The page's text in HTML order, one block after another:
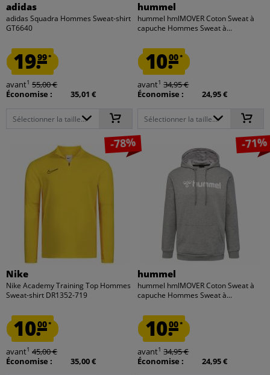
adidas
adidas Squadra Hommes Sweat-shirt
GT6640
19.99*
avant1 55,00 €
Économise :
35,01 €
Sélectionner la taille...
hummel
hummel hmlMOVER Coton Sweat à
capuche Hommes Sweat à...
10.00*
avant1 34,95 €
Économise :
24,95 €
Sélectionner la taille...
-78%
Nike
Nike Academy Training Top Hommes
Sweat-shirt DR1352-719
10.00*
avant1 45,00 €
Économise :
35,00 €
-71%
hummel
hummel hmlMOVER Coton Sweat à
capuche Hommes Sweat à...
10.00*
avant1 34,95 €
Économise :
24,95 €